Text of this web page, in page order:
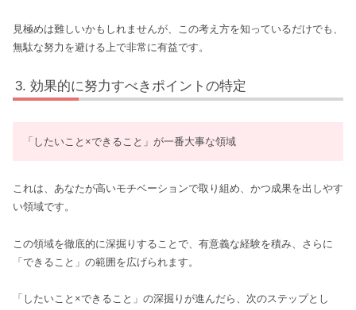
見極めは難しいかもしれませんが、この考え方を知っているだけでも、
無駄な努力を避ける上で非常に有益です。
効果的に努力すべきポイントの特定
「したいこと×できること」が一番大事な領域
これは、あなたが高いモチベーションで取り組め、かつ成果を出しやす
い領域です。
この領域を徹底的に深掘りすることで、有意義な経験を積み、さらに
「できること」の範囲を広げられます。
「したいこと×できること」の深掘りが進んだら、次のステップとし